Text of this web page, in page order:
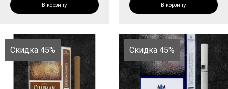
В корзину В корзину
Скидка 45% Скидка 45%